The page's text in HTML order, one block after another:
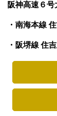
阪神高速６
・南海本線
・阪堺線 住